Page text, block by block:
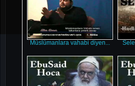
Müslümanlara vahabi diyen...